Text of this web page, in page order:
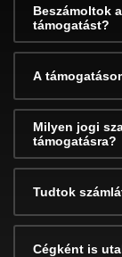
Beszámoltok
támogatást?
A
Milyen jogi
támogatásra?
Tudtok
Cégként is